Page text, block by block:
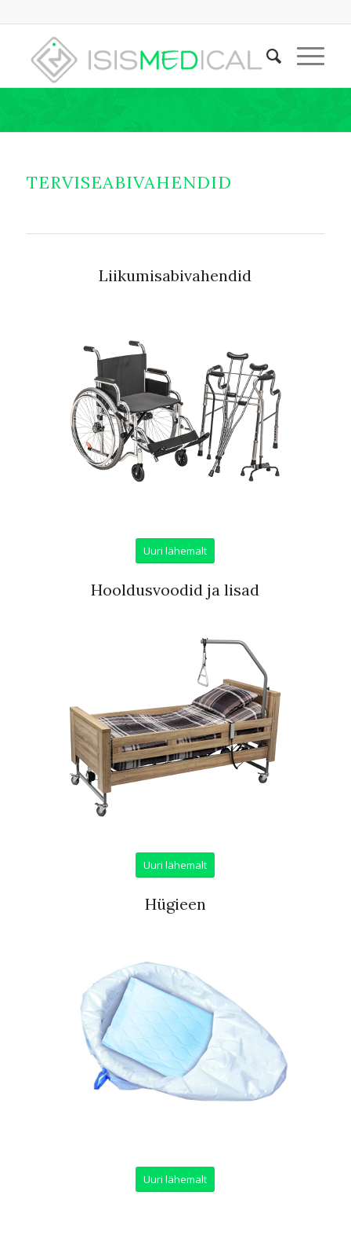
TERVISEABIVAHENDID
Liikumisabivahendid
Uuri lähemalt
Hooldusvoodid ja lisad
Uuri lähemalt
Hügieen
Uuri lähemalt